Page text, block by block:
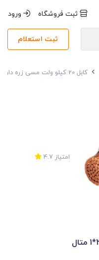
ثبت فروشگاه ورود
ثبت استعلام
کابل 20 کیلو ولت مسی زره دار 240*1 متال
امتیاز 4.7